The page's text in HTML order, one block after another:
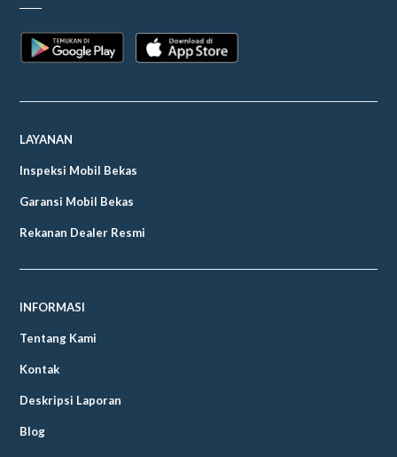
LAYANAN
Inspeksi Mobil Bekas
Garansi Mobil Bekas
Rekanan Dealer Resmi
INFORMASI
Tentang Kami
Kontak
Deskripsi Laporan
Blog